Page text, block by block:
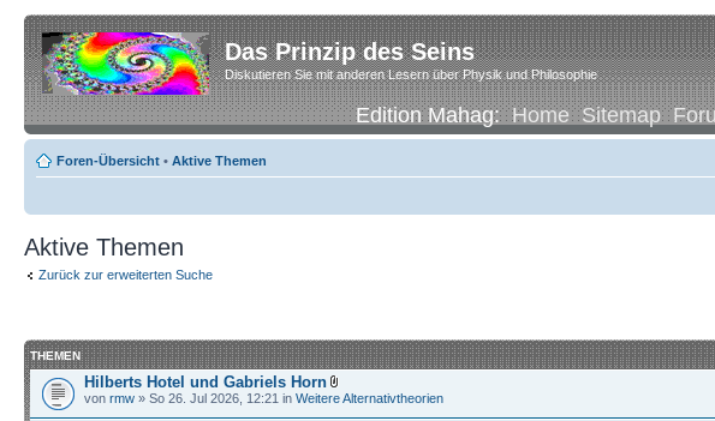
Das Prinzip des Seins
Diskutieren Sie mit anderen Lesern über Physik und Philosophie
Edition Mahag:Home Sitemap
Foren-Übersicht • Aktive Themen
Aktive Themen
Zurück zur erweiterten Suche
THEMEN
Hilberts Hotel und Gabriels Horn
von rmw » So 26. Jul 2026, 12:21 in Weitere Alternativtheorien